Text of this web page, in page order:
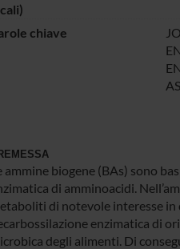
chiave
ammine biogene (BAs) sono
di amminoacidi.
di notevole interesse in
enzimatica di
degli alimenti. Di